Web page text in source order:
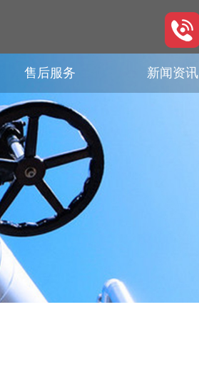
售后服务 新闻资讯